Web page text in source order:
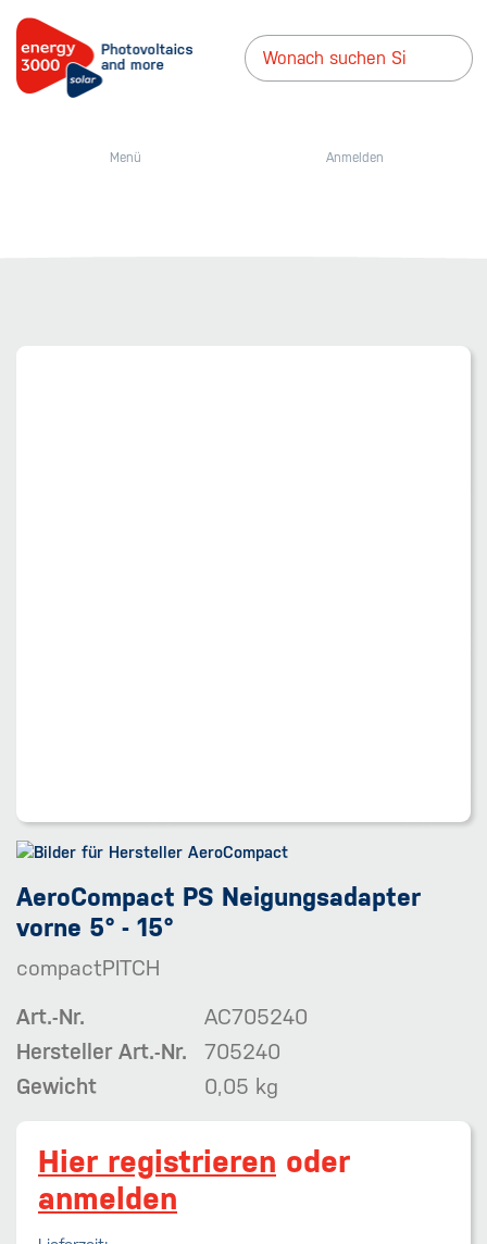
Menü Anmelden
AeroCompact PS Neigungsadapter
vorne 5° - 15°
compactPITCH
Art.-Nr.
AC705240
Hersteller Art.-Nr.
705240
Gewicht
0,05 kg
Hier registrieren oder
anmelden